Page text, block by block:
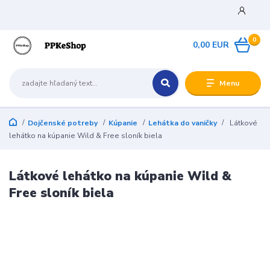
Menu
0
0,00 EUR
Dojčenské potreby Kúpanie Lehátka do vaničky
Látkové
lehátko na kúpanie Wild & Free sloník biela
Látkové lehátko na kúpanie Wild &
Free sloník biela